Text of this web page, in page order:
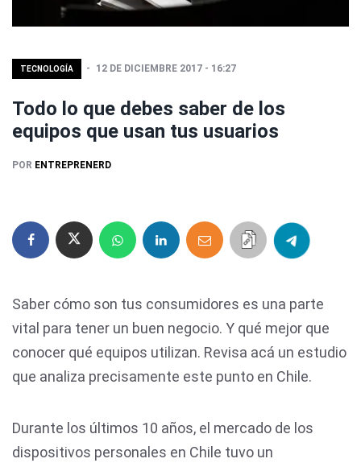
TECNOLOGÍA 12 DE DICIEMBRE 2017 - 16:27
Todo lo que debes saber de los
equipos que usan tus usuarios
POR ENTREPRENERD
Saber cómo son tus consumidores es una parte
vital para tener un buen negocio. Y qué mejor que
conocer qué equipos utilizan. Revisa acá un estudio
que analiza precisamente este punto en Chile.
Durante los últimos 10 años, el mercado de los
dispositivos personales en Chile tuvo un